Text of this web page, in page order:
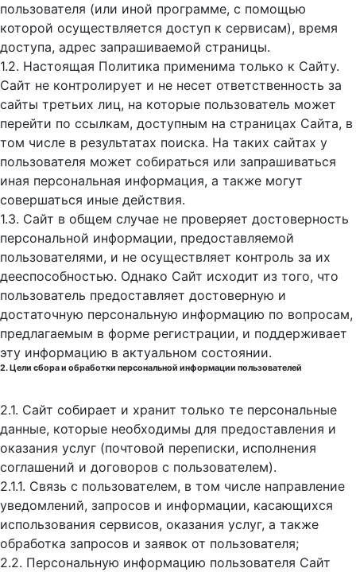
пользователя (или иной программе, с помощью
которой осуществляется доступ к cервисам), время
доступа, адрес запрашиваемой страницы.
1.2. Настоящая Политика применима только к Сайту.
Сайт не контролирует и не несет ответственность за
сайты третьих лиц, на которые пользователь может
перейти по ссылкам, доступным на страницах Сайта, в
том числе в результатах поиска. На таких сайтах у
пользователя может собираться или запрашиваться
иная персональная информация, а также могут
совершаться иные действия.
1.3. Сайт в общем случае не проверяет достоверность
персональной информации, предоставляемой
пользователями, и не осуществляет контроль за их
дееспособностью. Однако Сайт исходит из того, что
пользователь предоставляет достоверную и
достаточную персональную информацию по вопросам,
предлагаемым в форме регистрации, и поддерживает
эту информацию в актуальном состоянии.
2. Цели сбора и обработки персональной информации пользователей
2.1. Сайт собирает и хранит только те персональные
данные, которые необходимы для предоставления и
оказания услуг (почтовой переписки, исполнения
соглашений и договоров с пользователем).
2.1.1. Связь с пользователем, в том числе направление
уведомлений, запросов и информации, касающихся
использования сервисов, оказания услуг, а также
обработка запросов и заявок от пользователя;
2.2. Персональную информацию пользователя Сайт